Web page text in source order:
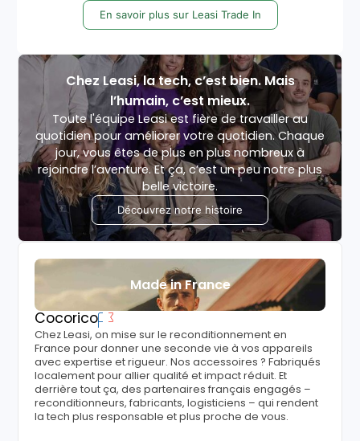
En savoir plus sur Leasi Trade In
Chez Leasi, la tech, c’est bien. Mais
l’humain, c’est mieux.
Toute l'équipe Leasi est fière de travailler au
quotidien pour améliorer votre quotidien. Chaque
jour, vous êtes de plus en plus nombreux à
rejoindre l’aventure. Et ça, c’est un peu notre plus
belle victoire.
Découvrez notre histoire
Made in France
Cocorico
Chez Leasi, on mise sur le reconditionnement en
France pour donner une seconde vie à vos appareils
avec expertise et rigueur. Nos accessoires ? Fabriqués
localement pour allier qualité et impact réduit. Et
derrière tout ça, des partenaires français engagés –
reconditionneurs, fabricants, logisticiens – qui rendent
la tech plus responsable et plus proche de vous.